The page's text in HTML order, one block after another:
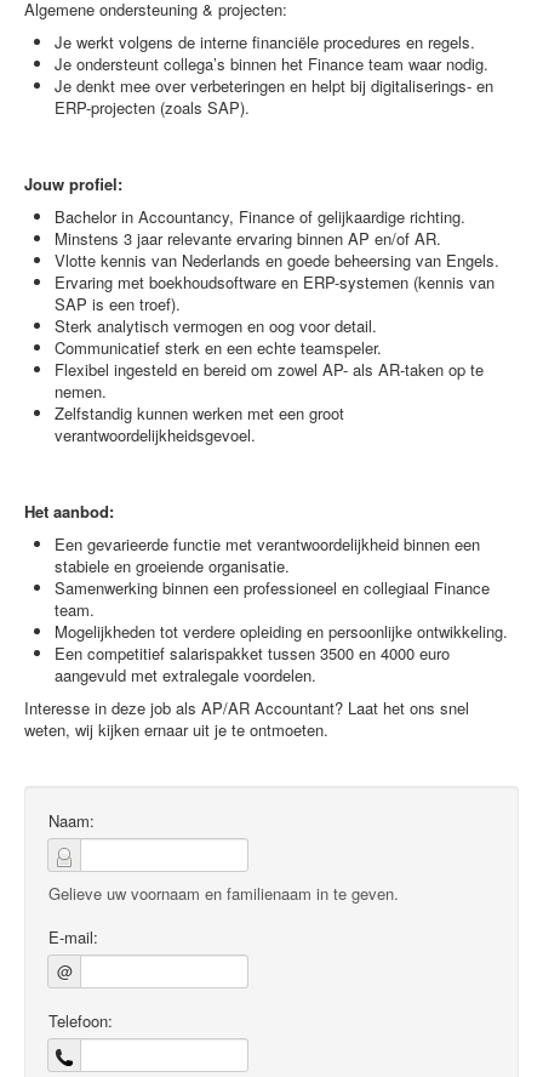
Algemene ondersteuning & projecten:
Je werkt volgens de interne financiële procedures en regels.
Je ondersteunt collega’s binnen het Finance team waar nodig.
Je denkt mee over verbeteringen en helpt bij digitaliserings- en
ERP-projecten (zoals SAP).
Jouw profiel:
Bachelor in Accountancy, Finance of gelijkaardige richting.
Minstens 3 jaar relevante ervaring binnen AP en/of AR.
Vlotte kennis van Nederlands en goede beheersing van Engels.
Ervaring met boekhoudsoftware en ERP-systemen (kennis van
SAP is een troef).
Sterk analytisch vermogen en oog voor detail.
Communicatief sterk en een echte teamspeler.
Flexibel ingesteld en bereid om zowel AP- als AR-taken op te
nemen.
Zelfstandig kunnen werken met een groot
verantwoordelijkheidsgevoel.
Het aanbod:
Een gevarieerde functie met verantwoordelijkheid binnen een
stabiele en groeiende organisatie.
Samenwerking binnen een professioneel en collegiaal Finance
team.
Mogelijkheden tot verdere opleiding en persoonlijke ontwikkeling.
Een competitief salarispakket tussen 3500 en 4000 euro
aangevuld met extralegale voordelen.
Interesse in deze job als AP/AR Accountant? Laat het ons snel
weten, wij kijken ernaar uit je te ontmoeten.
Naam:
Gelieve uw voornaam en familienaam in te geven.
E-mail:
@
Telefoon: